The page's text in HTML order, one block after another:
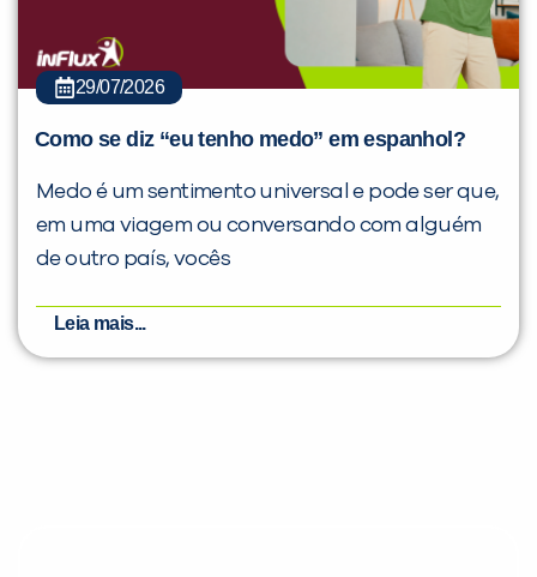
29/07/2026
Como se diz “eu tenho medo” em espanhol?
Medo é um sentimento universal e pode ser que,
em uma viagem ou conversando com alguém
de outro país, vocês
Leia mais...